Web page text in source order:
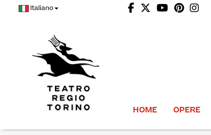
Italiano
HOME OPERE